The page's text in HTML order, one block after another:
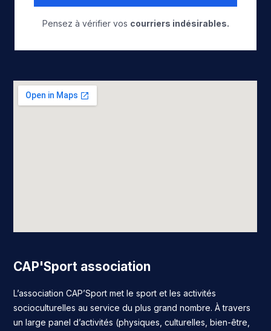
Pensez à vérifier vos courriers indésirables.
CAP'Sport association
L’association CAP’Sport met le sport et les activités
socioculturelles au service du plus grand nombre. À travers
un large panel d’activités (physiques, culturelles, bien-être,